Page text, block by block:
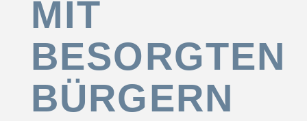
MIT
BESORGTEN
BÜRGERN